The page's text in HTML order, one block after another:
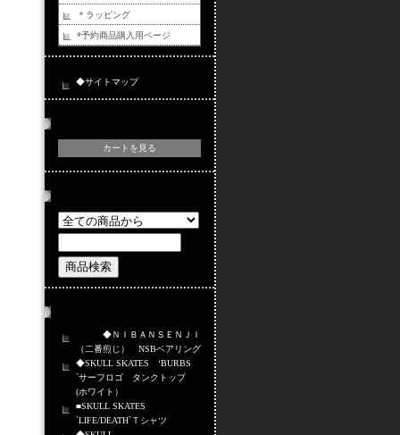
＊ラッピング
*予約商品購入用ページ
◆サイトマップ
カートを見る
◆ＮＩＢＡＮＳＥＮＪＩ
（二番煎じ） NSBベアリング
◆SKULL SKATES ‘BURBS
`サーフロゴ タンクトップ
(ホワイト）
■SKULL SKATES
`LIFE/DEATH`Ｔシャツ